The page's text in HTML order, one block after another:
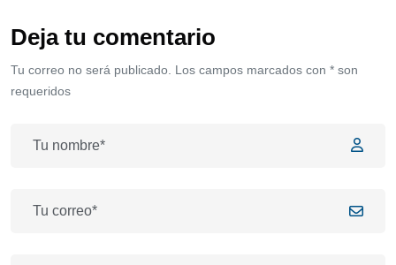
Deja tu comentario
Tu correo no será publicado. Los campos marcados con * son
requeridos